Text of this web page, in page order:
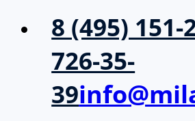
8 (495) 151-
726-35-
39